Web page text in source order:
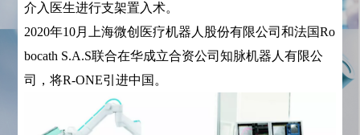
介入医生进行支架置入术。
2020年10月上海微创医疗机器人股份有限公司和法国Ro
bocath S.A.S联合在华成立合资公司知脉机器人有限公
司，将R-ONE引进中国。